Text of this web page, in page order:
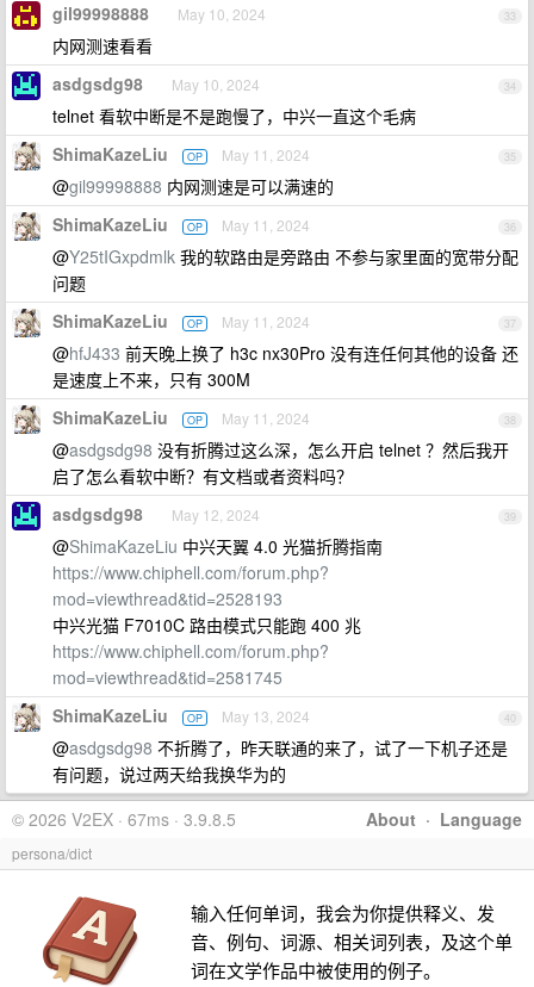
33
gil99998888 May 10, 2024
内网测速看看
34
asdgsdg98 May 10, 2024
telnet 看软中断是不是跑慢了，中兴一直这个毛病
35
ShimaKazeLiu OP May 11, 2024
@gil99998888 内网测速是可以满速的
36
ShimaKazeLiu OP May 11, 2024
@Y25tIGxpdmlk 我的软路由是旁路由 不参与家里面的宽带分配
问题
37
ShimaKazeLiu OP May 11, 2024
@hfJ433 前天晚上换了 h3c nx30Pro 没有连任何其他的设备 还
是速度上不来，只有 300M
38
ShimaKazeLiu OP May 11, 2024
@asdgsdg98 没有折腾过这么深，怎么开启 telnet ？然后我开
启了怎么看软中断？有文档或者资料吗？
39
asdgsdg98 May 12, 2024
@ShimaKazeLiu 中兴天翼 4.0 光猫折腾指南
https://www.chiphell.com/forum.php?
mod=viewthread&tid=2528193
中兴光猫 F7010C 路由模式只能跑 400 兆
https://www.chiphell.com/forum.php?
mod=viewthread&tid=2581745
40
ShimaKazeLiu OP May 13, 2024
@asdgsdg98 不折腾了，昨天联通的来了，试了一下机子还是
有问题，说过两天给我换华为的
About · Language
© 2026 V2EX · 67ms · 3.9.8.5
persona/dict
输入任何单词，我会为你提供释义、发
音、例句、词源、相关词列表，及这个单
词在文学作品中被使用的例子。